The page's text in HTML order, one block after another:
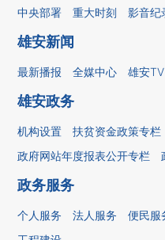
中央部署 重大时刻 影音纪
雄安新闻
最新播报 全媒中心 雄安TV
雄安政务
机构设置 扶贫资金政策专栏
政府网站年度报表公开专栏
政务服务
个人服务 法人服务 便民服